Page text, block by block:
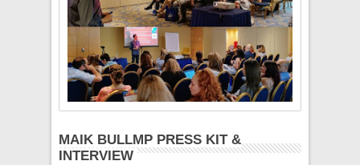
MAIK BULLMP PRESS KIT &
INTERVIEW